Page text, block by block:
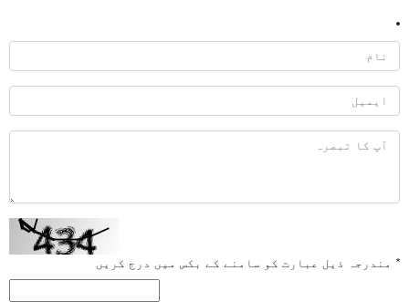
* مندرجہ ذیل عبارت کو سامنے کے بکس میں درج کریں